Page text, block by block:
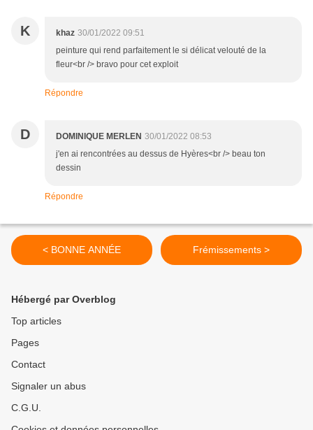
K khaz 30/01/2022 09:51
peinture qui rend parfaitement le si délicat velouté de la
fleur<br /> bravo pour cet exploit
Répondre
D DOMINIQUE MERLEN 30/01/2022 08:53
j'en ai rencontrées au dessus de Hyères<br /> beau ton
dessin
Répondre
< BONNE ANNÉE Frémissements >
Hébergé par Overblog
Top articles
Pages
Contact
Signaler un abus
C.G.U.